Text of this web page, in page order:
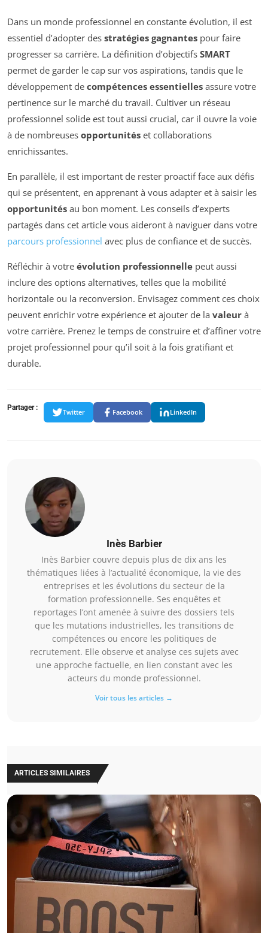
Dans un monde professionnel en constante évolution, il est
essentiel d’adopter des stratégies gagnantes pour faire
progresser sa carrière. La définition d’objectifs SMART
permet de garder le cap sur vos aspirations, tandis que le
développement de compétences essentielles assure votre
pertinence sur le marché du travail. Cultiver un réseau
professionnel solide est tout aussi crucial, car il ouvre la voie
à de nombreuses opportunités et collaborations
enrichissantes.
En parallèle, il est important de rester proactif face aux défis
qui se présentent, en apprenant à vous adapter et à saisir les
opportunités au bon moment. Les conseils d’experts
partagés dans cet article vous aideront à naviguer dans votre
parcours professionnel avec plus de confiance et de succès.
Réfléchir à votre évolution professionnelle peut aussi
inclure des options alternatives, telles que la mobilité
horizontale ou la reconversion. Envisagez comment ces choix
peuvent enrichir votre expérience et ajouter de la valeur à
votre carrière. Prenez le temps de construire et d’affiner votre
projet professionnel pour qu’il soit à la fois gratifiant et
durable.
Partager :
Twitter Facebook LinkedIn
Inès Barbier
Inès Barbier couvre depuis plus de dix ans les
thématiques liées à l’actualité économique, la vie des
entreprises et les évolutions du secteur de la
formation professionnelle. Ses enquêtes et
reportages l’ont amenée à suivre des dossiers tels
que les mutations industrielles, les transitions de
compétences ou encore les politiques de
recrutement. Elle observe et analyse ces sujets avec
une approche factuelle, en lien constant avec les
acteurs du monde professionnel.
Voir tous les articles →
ARTICLES SIMILAIRES